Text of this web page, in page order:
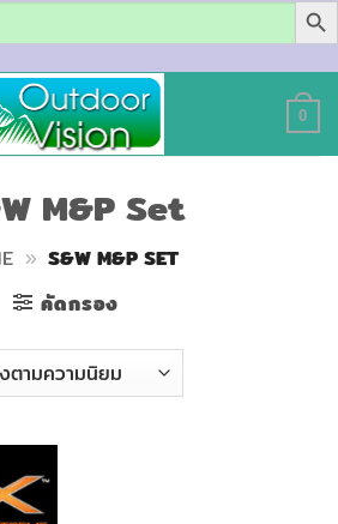
0
M&P Set
» S&W M&P SET
คัดกรอง